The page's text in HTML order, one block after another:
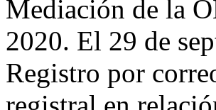
Mediación de la
2020. El 29 de
Registro por